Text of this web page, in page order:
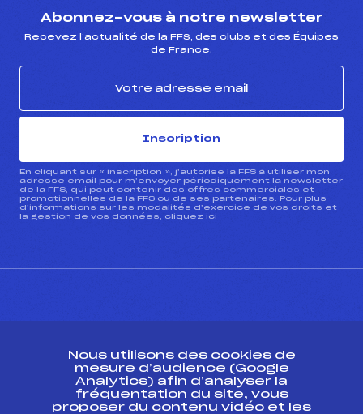
Abonnez-vous à notre newsletter
Recevez l’actualité de la FFS, des clubs et des Équipes
de France.
Inscription
En cliquant sur « inscription », j’autorise la FFS à utiliser mon
adresse email pour m’envoyer périodiquement la newsletter
de la FFS, qui peut contenir des offres commerciales et
promotionnelles de la FFS ou de ses partenaires. Pour plus
d’informations sur les modalités d’exercice de vos droits et
la gestion de vos données, cliquez ici
Ressources
Nous utilisons des cookies de
mesure d’audience (Google
Analytics) afin d’analyser la
fréquentation du site, vous
proposer du contenu vidéo et les